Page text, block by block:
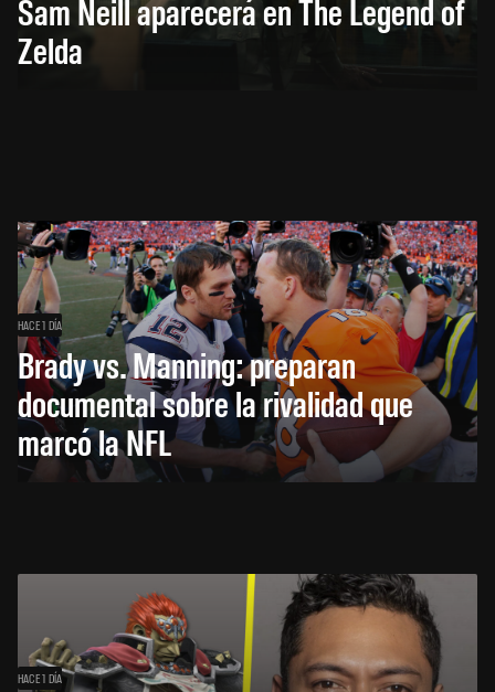
Sam Neill aparecerá en The Legend of
Zelda
HACE 1 DÍA
Brady vs. Manning: preparan
documental sobre la rivalidad que
marcó la NFL
HACE 1 DÍA